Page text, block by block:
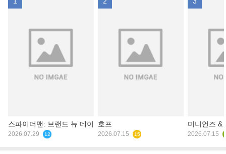
스파이더맨: 브랜드 뉴 데이
2026.07.29 12
호프
2026.07.15 15
미니언즈 &
2026.07.15